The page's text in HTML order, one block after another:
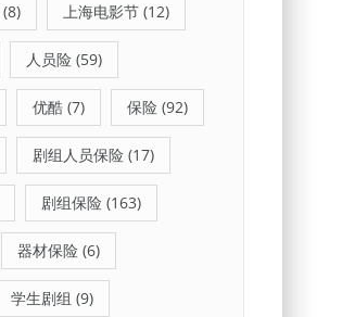
(8) 上海电影节 (12)
人员险 (59)
优酷 (7) 保险 (92)
剧组人员保险 (17)
剧组保险 (163)
器材保险 (6)
学生剧组 (9)